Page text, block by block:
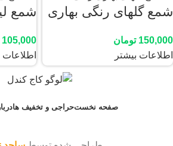
شمع گلهای رنگی بهاری
150,000 تومان
اطلاعات بیشتر
شمع
105,000
اطلاعات
صفحه نخستحراجی و تخفیف ها